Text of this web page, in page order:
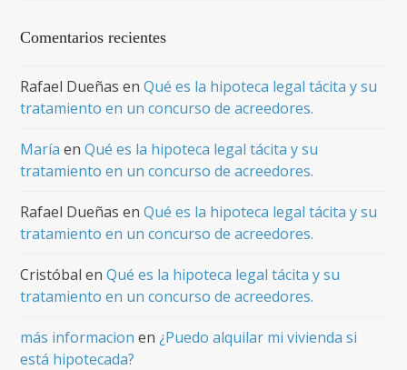
Comentarios recientes
Rafael Dueñas enQué es la hipoteca legal tácita y su
tratamiento en un concurso de acreedores.
María enQué es la hipoteca legal tácita y su
tratamiento en un concurso de acreedores.
Rafael Dueñas enQué es la hipoteca legal tácita y su
tratamiento en un concurso de acreedores.
Cristóbal enQué es la hipoteca legal tácita y su
tratamiento en un concurso de acreedores.
más informacion en¿Puedo alquilar mi vivienda si
está hipotecada?